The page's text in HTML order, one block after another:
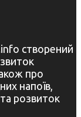
створений
про
напоїв,
розвиток